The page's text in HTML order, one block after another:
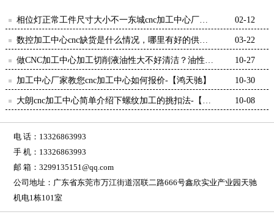
相位灯正常工件尺寸大小不一东城cnc加工中心厂家
解答-【鸿天驰】
02-12
数控加工中心cnc缺货是什么情况，哪里有好的供应
商-鸿天驰
03-22
做CNC加工中心加工切削液油性大不好清洁？油性小
又容易生锈怎么选？
10-27
加工中心厂家教您cnc加工中心如何报价-【鸿天驰】 10-30
大朗cnc加工中心简单介绍下螺纹加工的挑扣法-【鸿
10-08
电 话：13326863993
手 机：13326863993
邮 箱：3299135151@qq.com
公司地址：广东省东莞市万江街道滘联二路666号鑫欣实业产业园天驰
机电1栋101室